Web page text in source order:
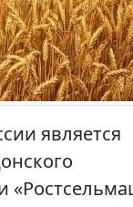
является